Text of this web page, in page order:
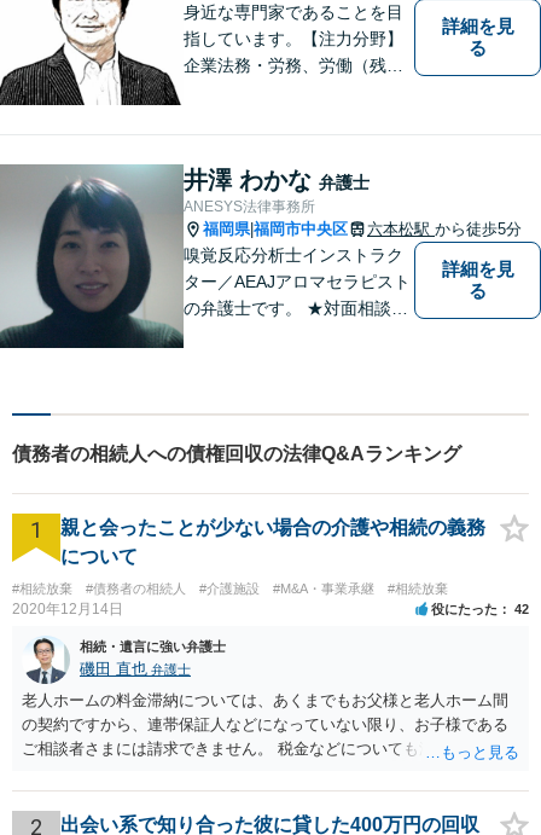
身近な専門家であることを目
指しています。【注力分野】
企業法務・労務、労働（残
詳細を見
る
井澤 わかな 弁護士
ANESYS法律事務所
福岡県|福岡市中央区 六本松駅 から徒歩5分
嗅覚反応分析士インストラク
ター／AEAJアロマセラピスト
の弁護士です。 ★対面相談が
日／夜間も、時間帯等によっ
て対応可です ★法テラス利用
は、一応可能です
詳細を見
る
債務者の相続人への債権回収の法律Q&Aランキング
1
親と会ったことが少ない場合の介護や相続の義務
について
#相続放棄 #債務者の相続人 #介護施設 #M&A・事業承継 #相続放棄
2020年12月14日 役にたった 42
相続・遺言に強い弁護士
磯田 直也 弁護士
老人ホームの料金滞納については、あくまでもお父様と老人ホーム間
の契約ですから、連帯保証人などになっていない限り、お子様である
ご相談者さまには請求できません。 税金などについても滞納している
護受給の際に扶養できないかという連絡が役所から来ますが、できな
い旨回答すればそれまでです。 相続が開始した場合については先述の
2 出会い系で知り合った彼に貸した400万円の回収